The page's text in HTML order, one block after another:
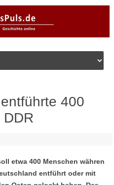
400
etwa 400 Menschen währen
entführt oder mit